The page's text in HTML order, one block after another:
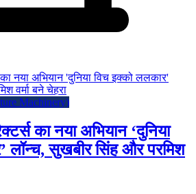
Machinery)
का नया अभियान ‘दुनिया
लॉन्च, सुखबीर सिंह और परमिश